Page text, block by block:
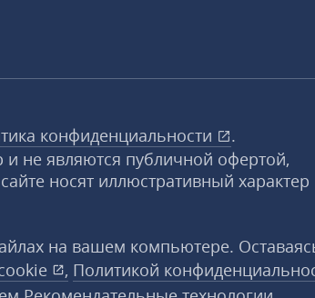
конфиденциальности
.
не являются публичной офертой,
носят иллюстративный характер
на вашем компьютере.
, Политикой